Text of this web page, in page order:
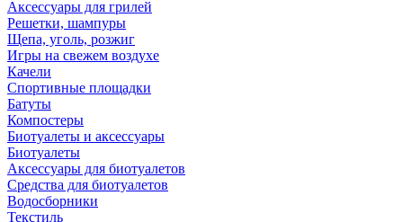
Аксессуары для грилей
Решетки, шампуры
Щепа, уголь, розжиг
Игры на свежем воздухе
Качели
Спортивные площадки
Батуты
Компостеры
Биотуалеты и аксессуары
Биотуалеты
Аксессуары для биотуалетов
Средства для биотуалетов
Водосборники
Текстиль